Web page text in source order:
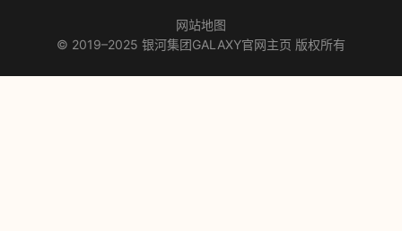
网站地图
© 2019–2025 银河集团GALAXY官网主页 版权所有